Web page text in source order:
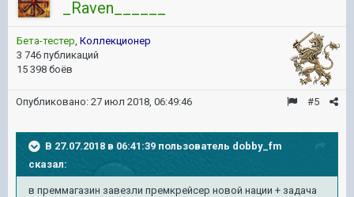
_Raven______
Бета-тестер Коллекционер
3 746 публикаций
15 398 боёв
#5
Опубликовано: 27 июл 2018, 06:49:46
В 27.07.2018 в 06:41:39 пользователь dobby_fm
сказал:
в преммагазин завезли премкрейсер новой нации + задача